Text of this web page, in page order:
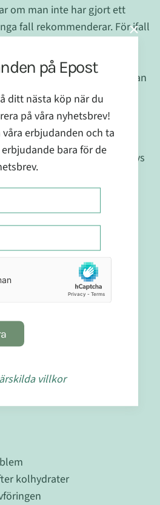
om man inte har gjort ett
fall rekommenderar. För ifall
behövs oftast något
medicin. Tack och lov är
vi ser hos våra kunder utan
är encelliga
parasiter är mycket enklare
då allt som behövs
örter.
på att du har
kolhydrater
på Epost
ditt nästa köp när du
på våra nyhetsbrev!
erbjudanden och ta
bara för de
villkor